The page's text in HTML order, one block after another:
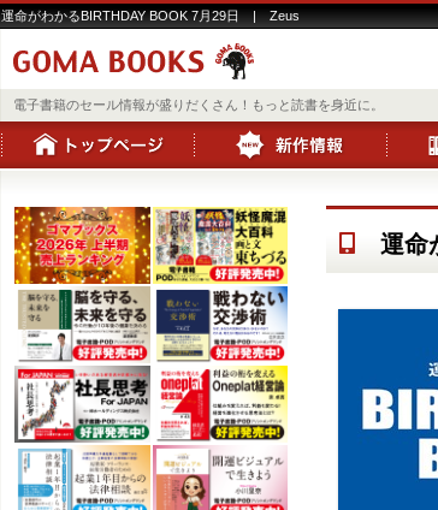
運命がわかるBIRTHDAY BOOK 7月29日 | Zeus
電子書籍のセール情報が盛りだくさん！もっと読書を身近に。
運命